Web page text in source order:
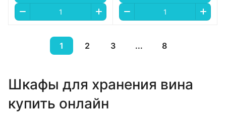
1 2 3 ... 8
Шкафы для хранения вина
купить онлайн